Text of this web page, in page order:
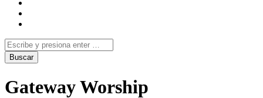
Gateway Worship